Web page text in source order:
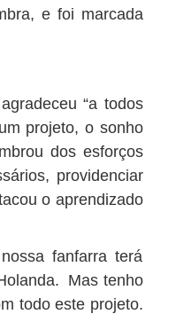
e foi marcada
“a todos
projeto, o sonho
dos esforços
providenciar
o aprendizado
fanfarra terá
Mas tenho
todo este projeto.